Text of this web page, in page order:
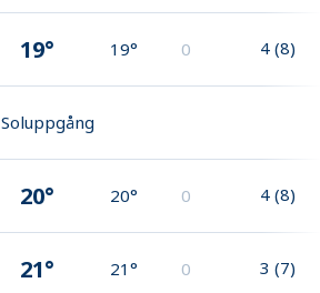
19° 19° 0 4 (8)
Soluppgång
20° 20° 0 4 (8)
21° 21° 0 3 (7)